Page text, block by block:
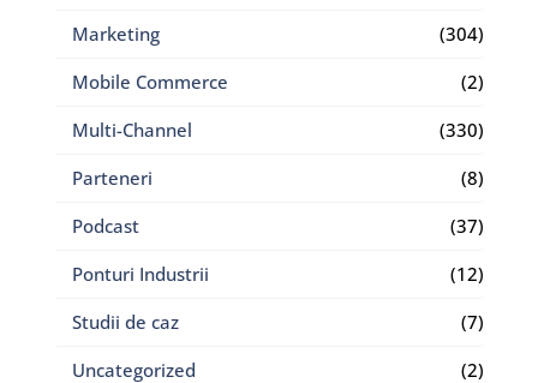
Marketing
(304)
Mobile Commerce
(2)
Multi-Channel
(330)
Parteneri
(8)
Podcast
(37)
Ponturi Industrii
(12)
Studii de caz
(7)
Uncategorized
(2)